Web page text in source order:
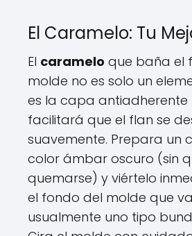
El Caramelo: Tu
El caramelo que baña el
molde no es solo un
es la capa antiadherente
facilitará que el flan se
suavemente. Prepara un
color ámbar oscuro (sin
quemarse) y viértelo
el fondo del molde que
usualmente uno tipo